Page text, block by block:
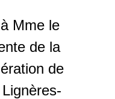
Mme le
de la
de